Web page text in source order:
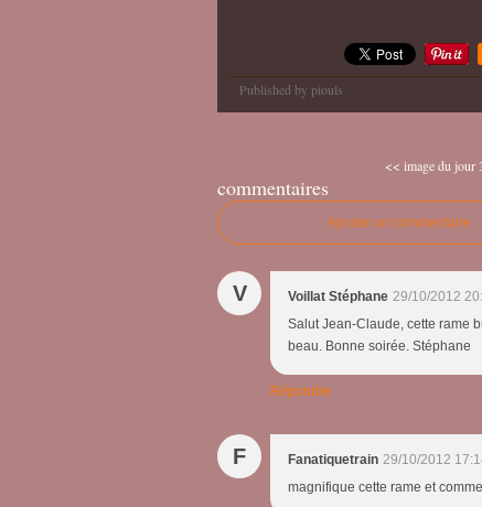
Published by piouls
<< image du jour
commentaires
Ajouter un commentaire
V Voillat Stéphane 29/10/2012
Salut Jean-Claude, cette rame
beau. Bonne soirée. Stéphane
Répondre
F Fanatiquetrain 29/10/2012
magnifique cette rame et